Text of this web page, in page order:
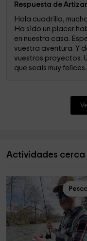
Respuesta de
Hola cuadrilla,
Ha sido un placer
en nuestra casa.
vuestra aventura. Y
vuestros proyectos.
que seais muy felices.
Actividades cerca